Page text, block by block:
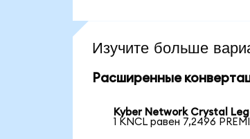
Изучите больше
Расширенные
Kyber Network Crystal
1 KNCL равен 7,2496